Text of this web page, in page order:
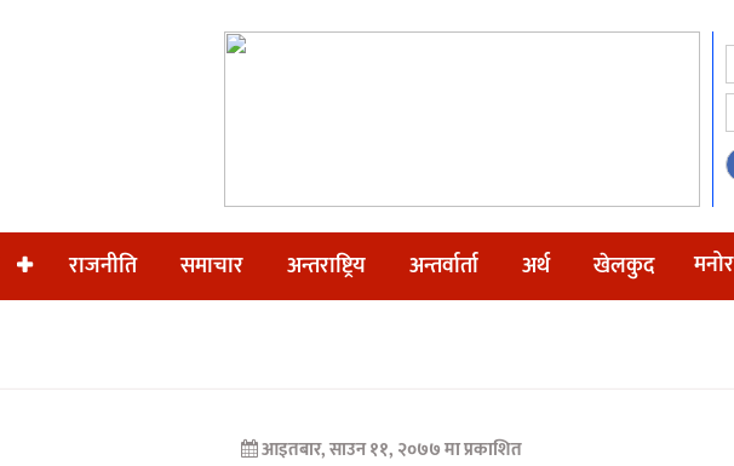
राजनीति समाचार अन्तराष्ट्रिय अन्तर्वार्ता अर्थ खेलकुद
आइतबार, साउन ११, २०७७ मा प्रकाशित